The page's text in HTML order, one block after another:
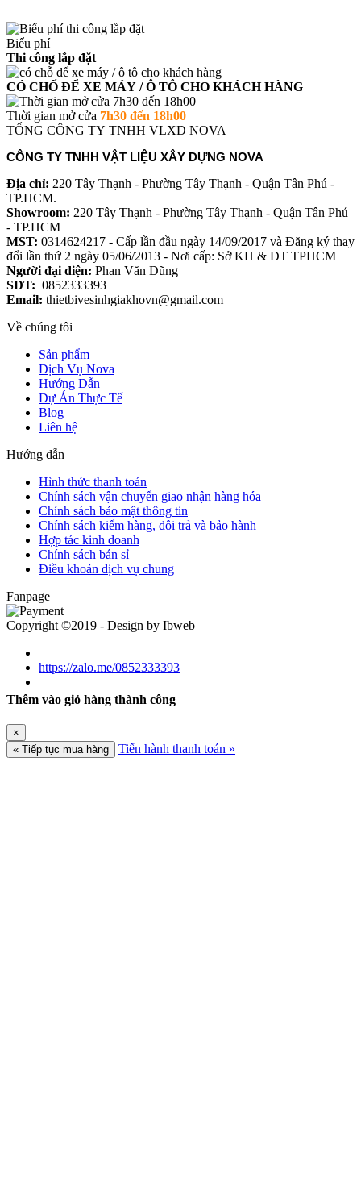
Biểu phí
Thi công lắp đặt
CÓ CHỐ ĐỂ XE MÁY / Ô TÔ CHO KHÁCH HÀNG
Thời gian mở cửa 7h30 đến 18h00
TỔNG CÔNG TY TNHH VLXD NOVA
CÔNG TY TNHH VẬT LIỆU XÂY DỰNG NOVA
Địa chỉ: 220 Tây Thạnh - Phường Tây Thạnh - Quận Tân Phú -
TP.HCM.
Showroom: 220 Tây Thạnh - Phường Tây Thạnh - Quận Tân Phú
- TP.HCM
MST: 0314624217 - Cấp lần đầu ngày 14/09/2017 và Đăng ký thay
đổi lần thứ 2 ngày 05/06/2013 - Nơi cấp: Sở KH & ĐT TPHCM
Người đại diện: Phan Văn Dũng
SĐT: 0852333393
Email: thietbivesinhgiakhovn@gmail.com
Về chúng tôi
Sản phẩm
Dịch Vụ Nova
Hướng Dẫn
Dự Án Thực Tế
Blog
Liên hệ
Hướng dẫn
Hình thức thanh toán
Chính sách vận chuyển giao nhận hàng hóa
Chính sách bảo mật thông tin
Chính sách kiểm hàng, đôi trả và bảo hành
Hợp tác kinh doanh
Chính sách bán sỉ
Điều khoản dịch vụ chung
Fanpage
Copyright ©2019 - Design by Ibweb
https://zalo.me/0852333393
Thêm vào giỏ hàng thành công
×
« Tiếp tục mua hàng
Tiến hành thanh toán »